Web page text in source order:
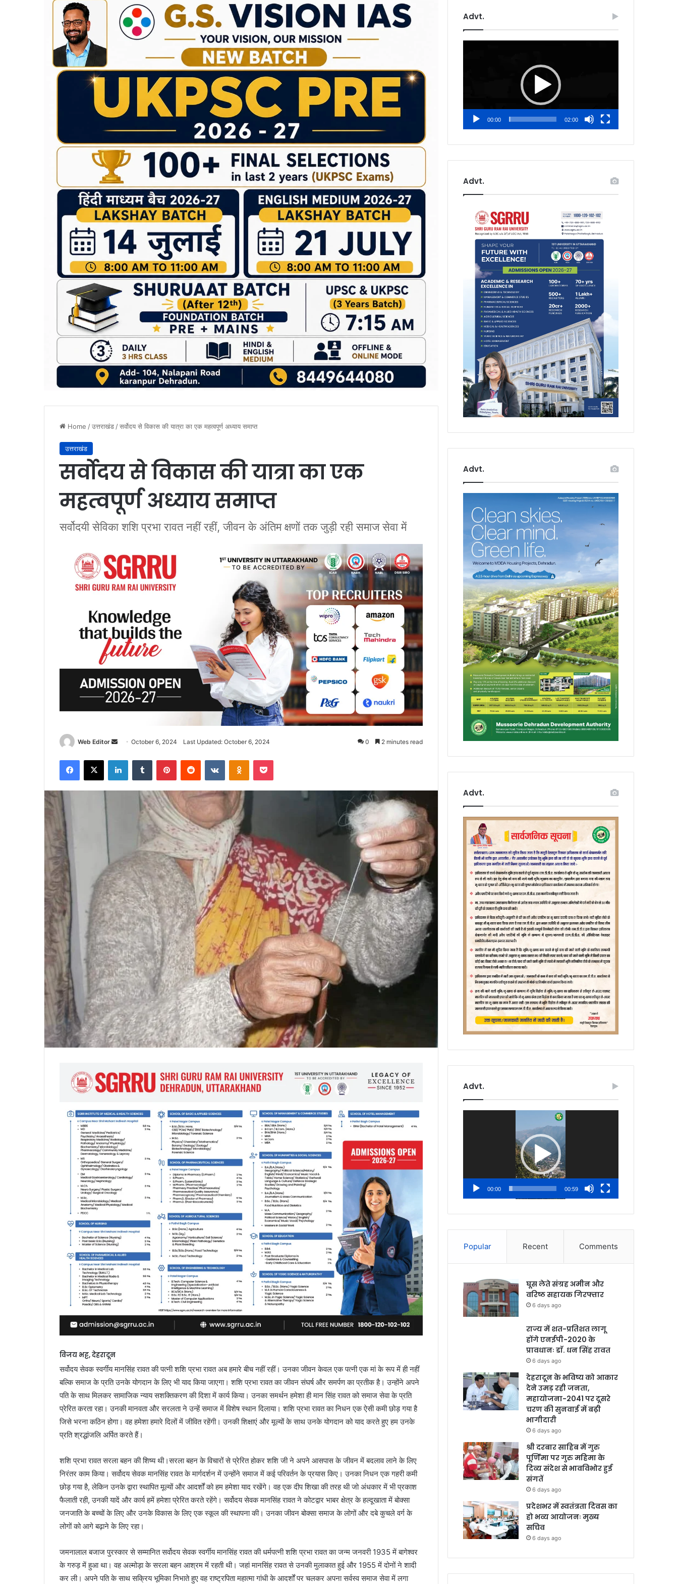
Home /उत्तराखंड/सर्वोदय से विकास की यात्रा का एक महत्वपूर्ण अध्याय समाप्त
उत्तराखंड
सर्वोदय से विकास की यात्रा का एक
महत्वपूर्ण अध्याय समाप्त
सर्वोदयी सेविका शशि प्रभा रावत नहीं रहीं, जीवन के अंतिम क्षणों तक जुड़ी रही समाज सेवा में
Web Editor
a
October 6, 2024 Last Updated: October 6, 2024 0 2 minutes read
विजय भट्ट, देहरादून
सर्वोदय सेवक स्वर्गीय मानसिंह रावत की पत्नी शशि प्रभा रावत अब हमारे बीच नहीं रहीं। उनका जीवन केवल एक पत्नी एक मां के रूप में ही नहीं
बल्कि समाज के प्रति उनके योगदान के लिए भी याद किया जाएगा। शशि प्रभा रावत का जीवन संघर्ष और समर्पण का प्रतीक है। उन्होंने अपने
पति के साथ मिलकर सामाजिक न्याय सशक्तिकरण की दिशा में कार्य किया। उनका समर्थन हमेशा ही मान सिंह रावत को समाज सेवा के प्रति
प्रेरित करता रहा। उनकी मानवता और सरलता ने उन्हें समाज में विशेष स्थान दिलाया। शशि प्रभा रावत का निधन एक ऐसी कमी छोड़ गया है
जिसे भरना कठिन होगा। वह हमेशा हमारे दिलों में जीवित रहेंगी। उनकी शिक्षाएं और मूल्यों के साथ उनके योगदान को याद करते हुए हम उनके
प्रति श्रद्धांजलि अर्पित करते हैं।
शशि प्रभा रावत सरला बहन की शिष्य थी।सरला बहन के विचारों से प्रेरित होकर शशि जी ने अपने आसपास के जीवन में बदलाव लाने के लिए
निरंतर काम किया। सर्वोदय सेवक मानसिंह रावत के मार्गदर्शन में उन्होंने समाज में कई परिवर्तन के प्रयास किए। उनका निधन एक गहरी कमी
छोड़ गया है, लेकिन उनके द्वारा स्थापित मूल्यों और आदर्शों को हम हमेशा याद रखेंगे। वह एक दीप शिखा की तरह थी जो अंधकार में भी प्रकाश
फैलाती रही, उनकी यादें और कार्य हमें हमेशा प्रेरित करते रहेंगे। सर्वोदय सेवक मानसिंह रावत ने कोटद्वार भाबर क्षेत्र के हल्दूखाता में बोक्सा
जनजाति के बच्चों के लिए और उनके विकास के लिए एक स्कूल की स्थापना की। उनका जीवन बोक्सा समाज के लोगों और दबे कुचले वर्ग के
लोगों को आगे बढ़ाने के लिए रहा।
जमनालाल बजाज पुरस्कार से सम्मानित सर्वोदय सेवक स्वर्गीय मानसिंह रावत की धर्मपत्नी शशि प्रभा रावत का जन्म जनवरी 1935 में बागेश्वर
के गरुड़ में हुआ था। वह अल्मोड़ा के सरला बहन आश्रम में रहती थी। जहां मानसिंह रावत से उनकी मुलाकात हुई और 1955 में दोनों ने शादी
कर ली। अपने पति के साथ सक्रिय भूमिका निभाते हुए वह राष्ट्रपिता महात्मा गांधी के आदर्शों पर चलकर अपना सर्वस्व समाज सेवा में लगा
Advt.
00:00 02:00
Advt.
Advt.
Advt.
Advt.
00:00 00:59
Popular Recent Comments
घूस लेते संग्रह अमीन और
वरिष्ठ सहायक गिरफ्तार
6 days ago
राज्य में शत-प्रतिशत लागू
होंगे एनईपी-2020 के
प्रावधानः डाॅ. धन सिंह रावत
6 days ago
देहरादून के भविष्य को आकार
देने उमड़ रही जनता,
महायोजना-2041 पर दूसरे
चरण की सुनवाई में बढ़ी
भागीदारी
6 days ago
श्री दरबार साहिब में गुरु
पूर्णिमा पर गुरु महिमा के
दिव्य संदेश से भावविभोर हुई
संगतें
6 days ago
प्रदेशभर में स्वतंत्रता दिवस का
हो भव्य आयोजनः मुख्य
सचिव
6 days ago